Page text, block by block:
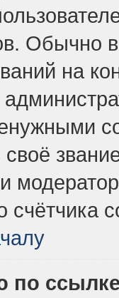
Обычно
на
счётчика
по